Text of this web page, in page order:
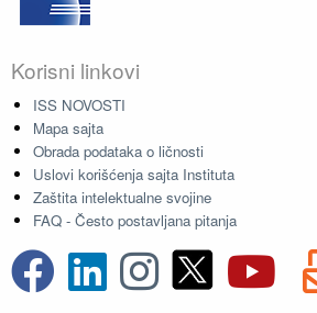
Korisni linkovi
ISS NOVOSTI
Mapa sajta
Obrada podataka o ličnosti
Uslovi korišćenja sajta Instituta
Zaštita intelektualne svojine
FAQ - Često postavljana pitanja